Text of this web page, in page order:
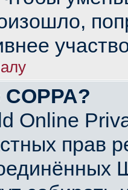
Online
прав